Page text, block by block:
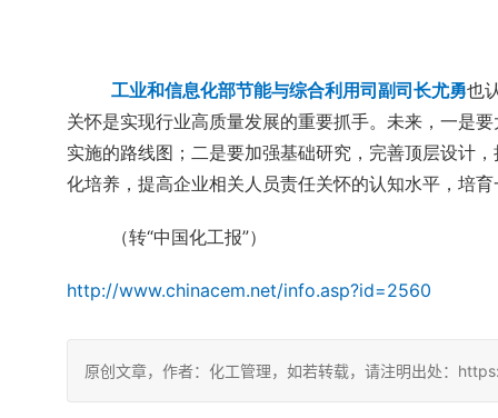
工业和信息化部节能与综合利用司副司长尤勇也
关怀是实现行业高质量发展的重要抓手。未来，一是
实施的路线图；二是要加强基础研究，完善顶层设计
化培养，提高企业相关人员责任关怀的认知水平，培
（转“中国化工报”）
http://www.chinacem.net/info.asp?id=2560
原创文章，作者：化工管理，如若转载，请注明出处：